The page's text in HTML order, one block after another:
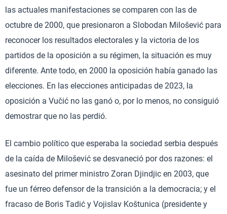
las actuales manifestaciones se comparen con las de
octubre de 2000, que presionaron a Slobodan Milošević para
reconocer los resultados electorales y la victoria de los
partidos de la oposición a su régimen, la situación es muy
diferente. Ante todo, en 2000 la oposición había ganado las
elecciones. En las elecciones anticipadas de 2023, la
oposición a Vučić no las ganó o, por lo menos, no consiguió
demostrar que no las perdió.
El cambio político que esperaba la sociedad serbia después
de la caída de Milošević se desvaneció por dos razones: el
asesinato del primer ministro Zoran Djindjic en 2003, que
fue un férreo defensor de la transición a la democracia; y el
fracaso de Boris Tadić y Vojislav Koštunica (presidente y